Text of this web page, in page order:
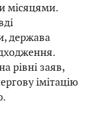
місяцями.
держава
рівні заяв,
імітацію